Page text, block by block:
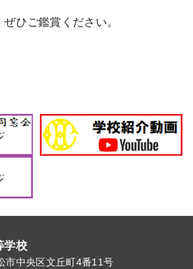
ひご鑑賞ください。
学校
市中央区文丘町4番11号